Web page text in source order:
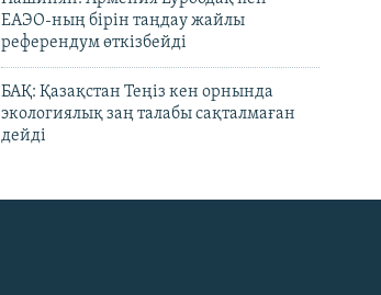
ЕАЭО-ның бірін таңдау жайлы
референдум өткізбейді
БАҚ: Қазақстан Теңіз кен орнында
экологиялық заң талабы сақталмаған
дейді